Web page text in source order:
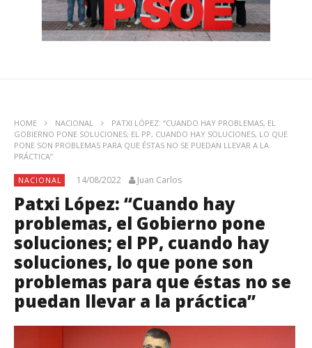
HOME NACIONAL
PATXI LÓPEZ: “CUANDO HAY PROBLEMAS, EL
GOBIERNO PONE SOLUCIONES; EL PP, CUANDO HAY SOLUCIONES, LO QUE
PONE SON PROBLEMAS PARA QUE ÉSTAS NO SE PUEDAN LLEVAR A LA
PRÁCTICA”
NACIONAL 14/08/2022 Juan Carlos
Patxi López: “Cuando hay
problemas, el Gobierno pone
soluciones; el PP, cuando hay
soluciones, lo que pone son
problemas para que éstas no se
puedan llevar a la práctica”